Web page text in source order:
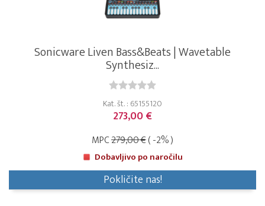
Sonicware Liven Bass&Beats | Wavetable
Synthesiz...
Kat. št. : 65155120
273,00 €
MPC279,00 €( -2% )
Dobavljivo po naročilu
Pokličite nas!